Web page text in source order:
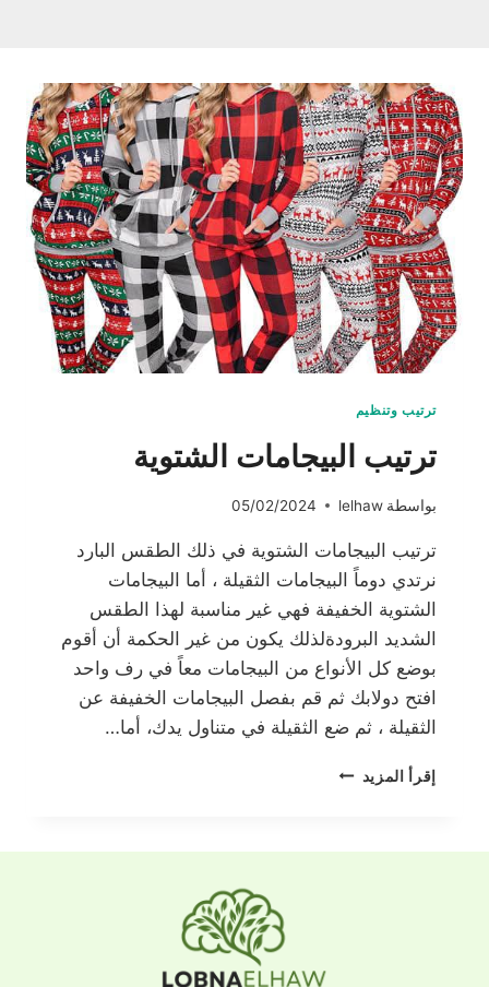
ترتيب وتنظيم
ترتيب البيجامات الشتوية
بواسطة lelhaw
05/02/2024
ترتيب البيجامات الشتوية في ذلك الطقس البارد
نرتدي دوماً البيجامات الثقيلة ، أما البيجامات
الشتوية الخفيفة فهي غير مناسبة لهذا الطقس
الشديد البرودةلذلك يكون من غير الحكمة أن أقوم
بوضع كل الأنواع من البيجامات معاً في رف واحد
افتح دولابك ثم قم بفصل البيجامات الخفيفة عن
الثقيلة ، ثم ضع الثقيلة في متناول يدك، أما…
إقرأ المزيد ترتيب